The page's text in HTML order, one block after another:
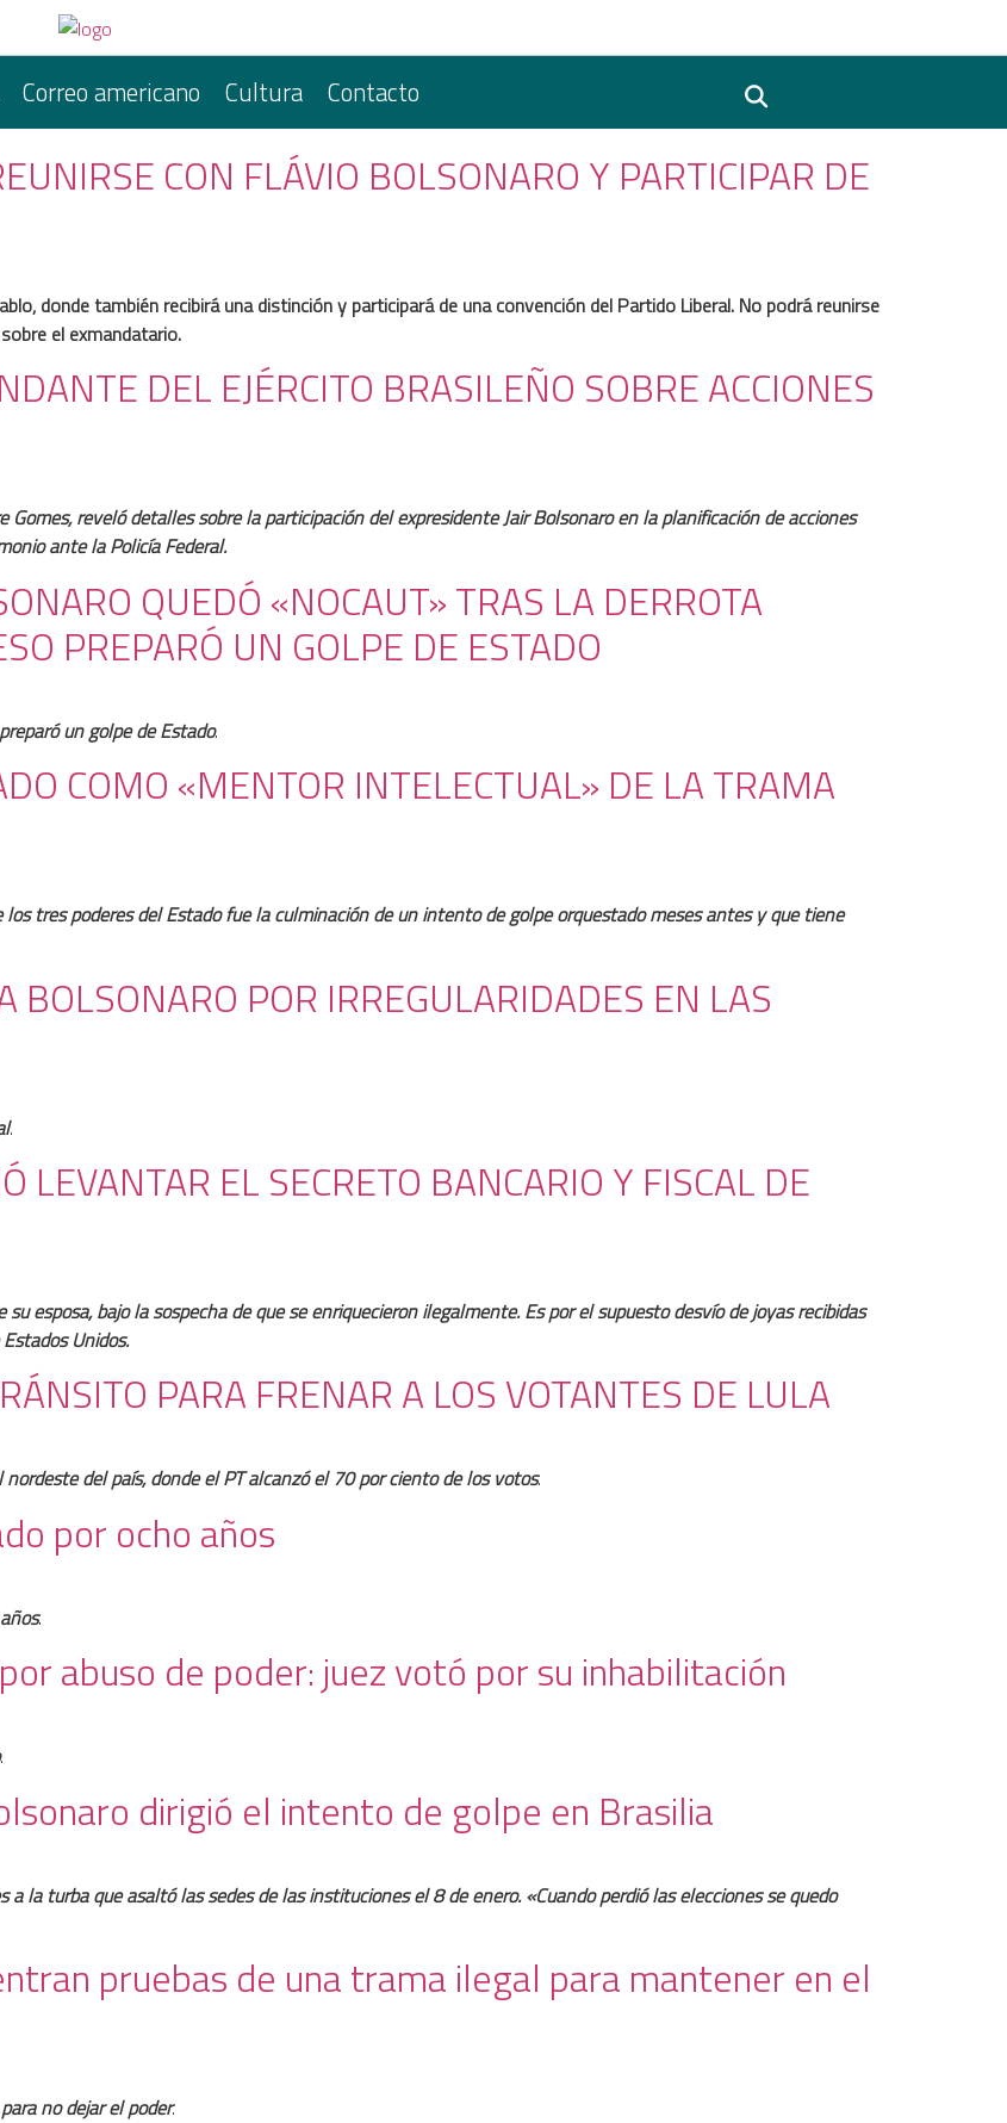
Correo americano Cultura Contacto
CON FLÁVIO BOLSONARO Y PARTICIPAR DE
donde también recibirá una distinción y participará de una convención del Partido Liberal. No podrá reunirse
el exmandatario.
DEL EJÉRCITO BRASILEÑO SOBRE ACCIONES
reveló detalles sobre la participación del expresidente Jair Bolsonaro en la planificación de acciones
ante la Policía Federal.
QUEDÓ «NOCAUT» TRAS LA DERROTA
PREPARÓ UN GOLPE DE ESTADO
un golpe de Estado.
COMO «MENTOR INTELECTUAL» DE LA TRAMA
tres poderes del Estado fue la culminación de un intento de golpe orquestado meses antes y que tiene
BOLSONARO POR IRREGULARIDADES EN LAS
.
LEVANTAR EL SECRETO BANCARIO Y FISCAL DE
esposa, bajo la sospecha de que se enriquecieron ilegalmente. Es por el supuesto desvío de joyas recibidas
Unidos.
PARA FRENAR A LOS VOTANTES DE LULA
del país, donde el PT alcanzó el 70 por ciento de los votos.
por ocho años
.
abuso de poder: juez votó por su inhabilitación
.
dirigió el intento de golpe en Brasilia
la turba que asaltó las sedes de las instituciones el 8 de enero. «Cuando perdió las elecciones se quedo
pruebas de una trama ilegal para mantener en el
no dejar el poder.